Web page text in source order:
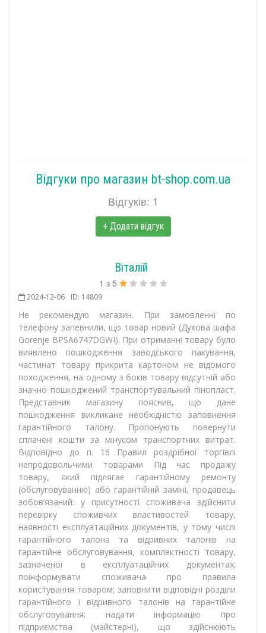
Відгуки про магазин bt-shop.com.ua
Відгуків: 1
+ Додати відгук
Віталій
1 з 5
2024-12-06 ID: 14809
Не рекомендую магазин. При замовленні по
телефону запевнили, що товар новий (Духова шафа
Gorenje BPSA6747DGWI). При отриманні товару було
виявлено пошкодження заводського пакування,
частинат товару прикрита картоном не відомого
походження, на одному з боків товару відсутній або
значно пошкоджений транспортувальний пінопласт.
Представник магазину пояснив, що дане
пошкодження викликане необхідністю заповнення
гарантійного талону. Пропонують повернути
сплачені кошти за мінусом транспортних витрат.
Відповідно до п. 16 Правил роздрібної торгівлі
непродовольчими товарами Під час продажу
товару, який підлягає гарантійному ремонту
(обслуговуванню) або гарантійній заміні, продавець
зобов’язаний: у присутності споживача здійснити
перевірку споживчих властивостей товару,
наявності експлуатаційних документів, у тому числі
гарантійного талона та відривних талонів на
гарантійне обслуговування, комплектності товару,
зазначеної в експлуатаційних документах;
поінформувати споживача про правила
користування товаром; заповнити відповідні розділи
гарантійного і відривного талонів на гарантійне
обслуговування; надати інформацію про
підприємства (майстерні), що здійснюють